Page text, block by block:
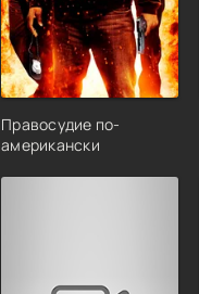
Правосудие по-
американски